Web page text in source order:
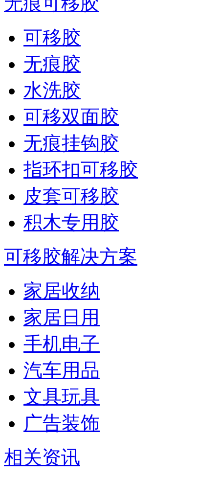
可移胶
无痕胶
水洗胶
可移双面胶
无痕挂钩胶
指环扣可移胶
皮套可移胶
积木专用胶
可移胶解决方案
家居收纳
家居日用
手机电子
汽车用品
文具玩具
广告装饰
相关资讯